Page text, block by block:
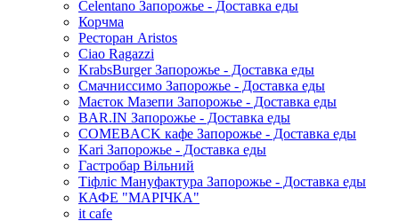
Celentano Запорожье - Доставка еды
Корчма
Ресторан Aristos
Ciao Ragazzi
KrabsBurger Запорожье - Доставка еды
Смачниссимо Запорожье - Доставка еды
Маєток Мазепи Запорожье - Доставка еды
BAR.IN Запорожье - Доставка еды
COMEBACK кафе Запорожье - Доставка еды
Kari Запорожье - Доставка еды
Гастробар Вільний
Тіфліс Мануфактура Запорожье - Доставка еды
КАФЕ "МАРІЧКА"
it cafe